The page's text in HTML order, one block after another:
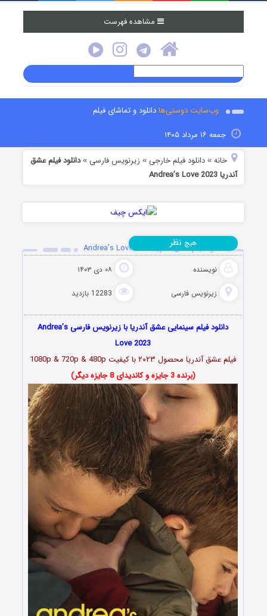
مشاهده فهرست
وب‌سایت دوستی‌هادانلود و تماشای فیلم
جمعه ۱۶ مرداد ۱۴۰۵
خانه »دانلود فیلم خارجی » زیرنویس فارسی »دانلود فیلم عشق
آندریا Andrea’s Love 2023
دانلود فیلم عشق آندریا Andrea’s Love 2023
نویسنده ۰۸ دی ۱۴۰۳
زیرنویس فارسی 12283 بازدید
هیچ نظر
دانلود فیلم سینمایی عشق آندریا با زیرنویس فارسی Andrea’s
Love 2023
فیلم عشق آندریا محصول ۲۰۲۳ با کیفیت 1080p & 720p & 480p
(برنده 3 جایزه و کاندیدای 8 جایزه دیگر)